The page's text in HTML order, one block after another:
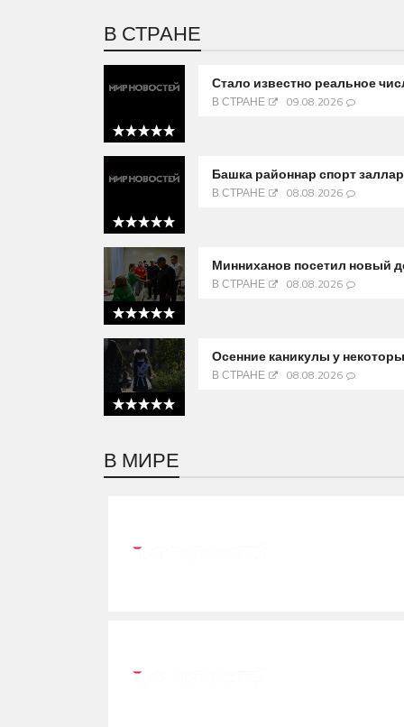
В СТРАНЕ
5 out of 5
Стало известно реальное
В СТРАНЕ 09.08.2026
5 out of 5
Башка районнар спорт
В СТРАНЕ 08.08.2026
5 out of 5
Минниханов посетил новый
В СТРАНЕ 08.08.2026
5 out of 5
Осенние каникулы у
В СТРАНЕ 08.08.2026
В МИРЕ